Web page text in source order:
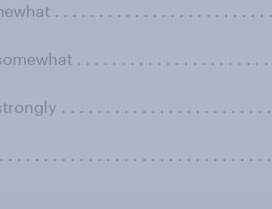
. . . . . . . . . . . . . . . . . . . . . . . .
. . . . . . . . . . . . . . . . . . . . .
. . . . . . . . . . . . . . . . . . . . . . .
. . . . . . . . . . . . . . . . . . . . . . . . . . . . .